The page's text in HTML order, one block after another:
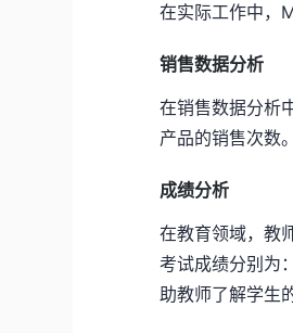
在实际工作中，
销售数据分析
在销售数据分析
产品的销售次数
成绩分析
在教育领域，教
考试成绩分别为
助教师了解学生